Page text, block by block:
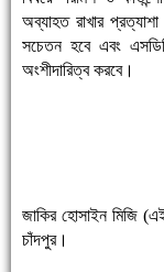
অব্যাহত রাখার
সচেতন হবে এবং
অংশীদারিত্ব করবে।
জাকির হোসাইন মিজি
চাঁদপুর।